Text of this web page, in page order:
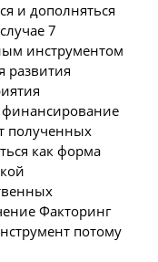
и дополняться
7
инструментом
развития
полученных
как форма
Факторинг
потому